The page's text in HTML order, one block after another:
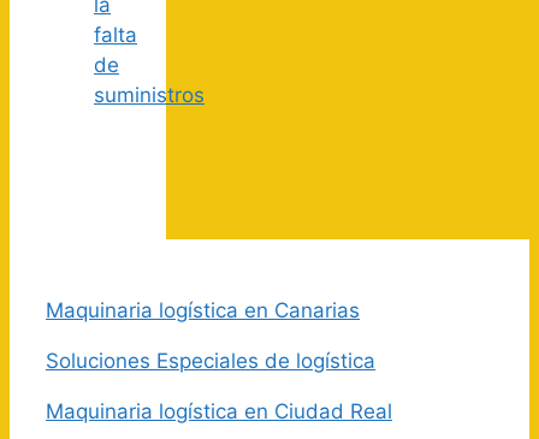
la
falta
de
suministros
Maquinaria logística en Canarias
Soluciones Especiales de logística
Maquinaria logística en Ciudad Real